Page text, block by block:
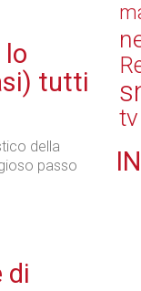
lo
tutti
della
passo
di
tv
IN